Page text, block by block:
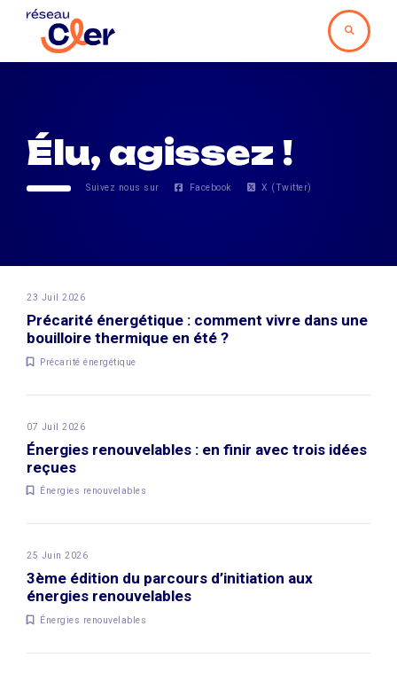
Élu, agissez !
Suivez nous sur Facebook X (Twitter)
23 Juil 2026
Précarité énergétique : comment vivre dans une
bouilloire thermique en été ?
Précarité énergétique
07 Juil 2026
Énergies renouvelables : en finir avec trois idées
reçues
Énergies renouvelables
25 Juin 2026
3ème édition du parcours d’initiation aux
énergies renouvelables
Énergies renouvelables